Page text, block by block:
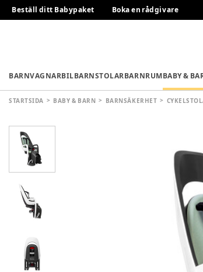
Beställ ditt Babypaket Boka en rådgivare
BARNVAGNARBILBARNSTOLARBARNRUMBABY &
STARTSIDA BABY & BARN BARNSÄKERHET